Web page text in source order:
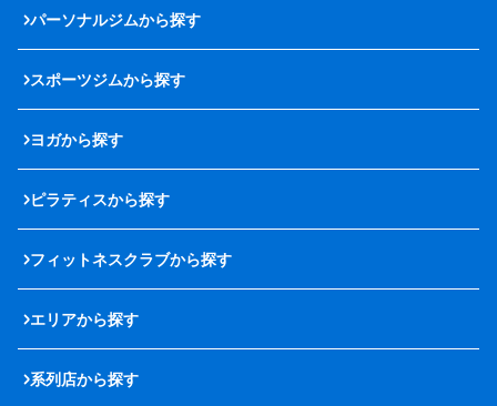
パーソナルジムから探す
スポーツジムから探す
ヨガから探す
ピラティスから探す
フィットネスクラブから探す
エリアから探す
系列店から探す